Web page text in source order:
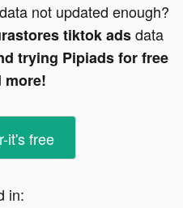
data not updated enough?
tiktok adsdata
trying Pipiads for free
more!
it's free
in: